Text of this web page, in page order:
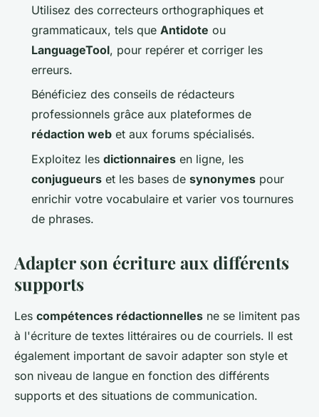
Utilisez des correcteurs orthographiques et
grammaticaux, tels que Antidote ou
LanguageTool, pour repérer et corriger les
erreurs.
Bénéficiez des conseils de rédacteurs
professionnels grâce aux plateformes de
rédaction web et aux forums spécialisés.
Exploitez les dictionnaires en ligne, les
conjugueurs et les bases de synonymes pour
enrichir votre vocabulaire et varier vos tournures
de phrases.
Adapter son écriture aux différents
supports
Les compétences rédactionnelles ne se limitent pas
à l'écriture de textes littéraires ou de courriels. Il est
également important de savoir adapter son style et
son niveau de langue en fonction des différents
supports et des situations de communication.